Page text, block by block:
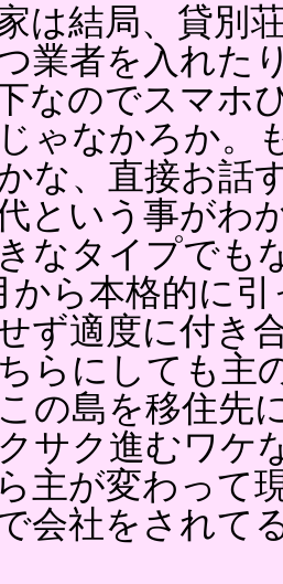
は結局、貸別
業者を入れた
なのでスマホ
ゃなかろか。
な、直接お話
という事がわ
なタイプでも
から本格的に
ず適度に付き
らにしても主
の島を移住先
サク進むワケ
主が変わって
会社をされて